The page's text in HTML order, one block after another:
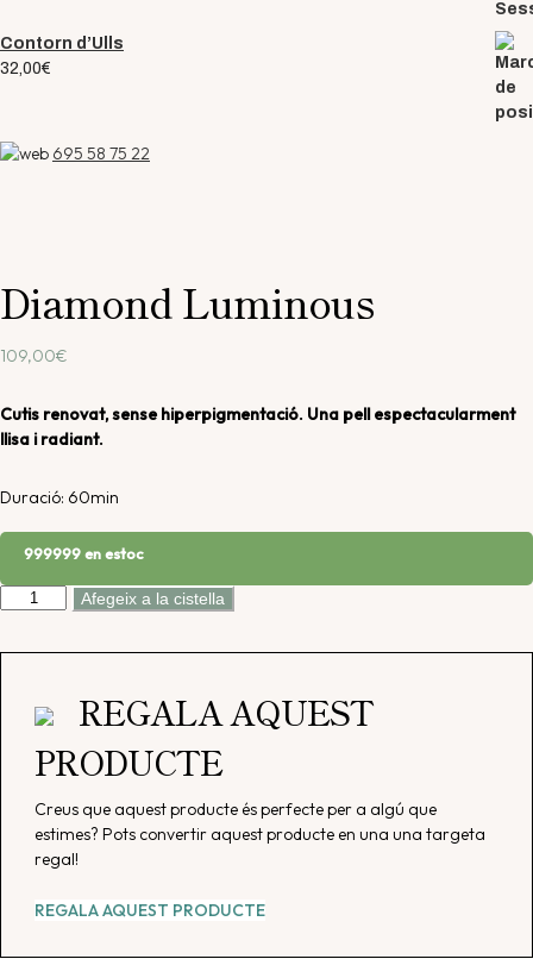
Contorn d’Ulls
32,00€
695 58 75 22
Diamond Luminous
109,00€
Cutis renovat, sense hiperpigmentació. Una pell espectacularment
llisa i radiant.
Duració: 60min
999999 en estoc
quantitat
Diamond
Afegeix a la cistella
REGALA AQUEST
PRODUCTE
Creus que aquest producte és perfecte per a algú que
estimes? Pots convertir aquest producte en una una targeta
regal!
REGALA AQUEST PRODUCTE